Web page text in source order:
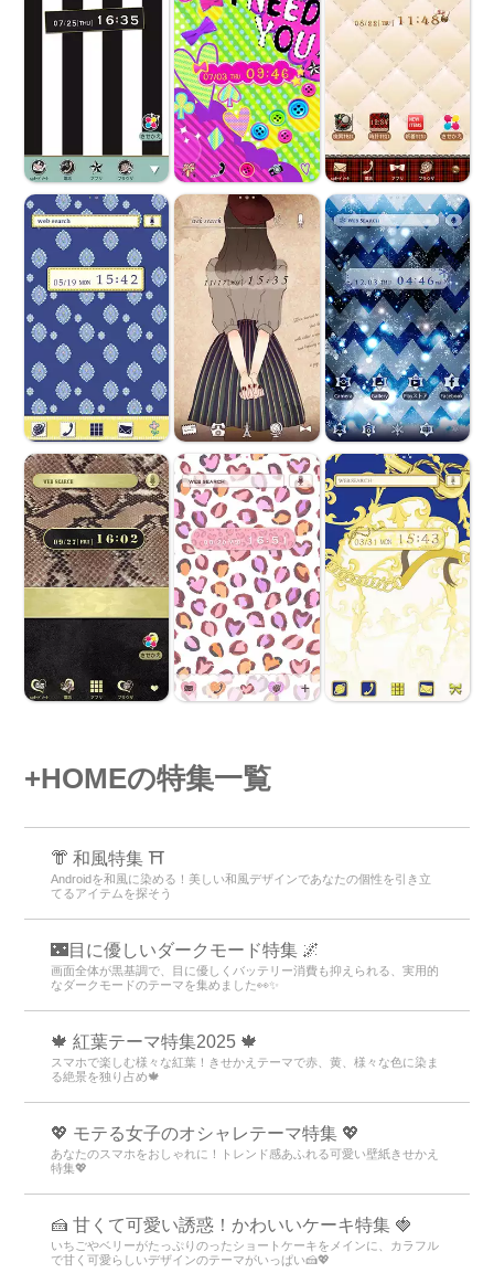
+HOMEの特集一覧
👘 和風特集 ⛩
Androidを和風に染める！美しい和風デザインであなたの個性を引き立
てるアイテムを探そう
🌃目に優しいダークモード特集 🌌
画面全体が黒基調で、目に優しくバッテリー消費も抑えられる、実用的
なダークモードのテーマを集めました👀✨
🍁 紅葉テーマ特集2025 🍁
スマホで楽しむ様々な紅葉！きせかえテーマで赤、黄、様々な色に染ま
る絶景を独り占め🍁
💖 モテる女子のオシャレテーマ特集 💖
あなたのスマホをおしゃれに！トレンド感あふれる可愛い壁紙きせかえ
特集💖
🍰 甘くて可愛い誘惑！かわいいケーキ特集 🍓
いちごやベリーがたっぷりのったショートケーキをメインに、カラフル
で甘く可愛らしいデザインのテーマがいっぱい🍰💖